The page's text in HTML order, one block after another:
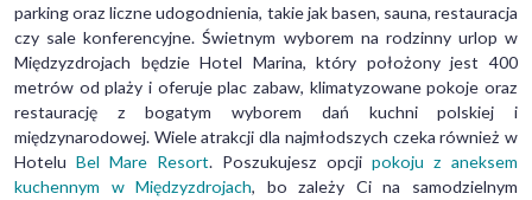
parking oraz liczne udogodnienia, takie jak basen, sauna, restauracja
czy sale konferencyjne. Świetnym wyborem na rodzinny urlop w
Międzyzdrojach będzie Hotel Marina, który położony jest 400
metrów od plaży i oferuje plac zabaw, klimatyzowane pokoje oraz
restaurację z bogatym wyborem dań kuchni polskiej i
międzynarodowej. Wiele atrakcji dla najmłodszych czeka również w
Hotelu Bel Mare Resort. Poszukujesz opcji pokoju z aneksem
kuchennym w Międzyzdrojach, bo zależy Ci na samodzielnym